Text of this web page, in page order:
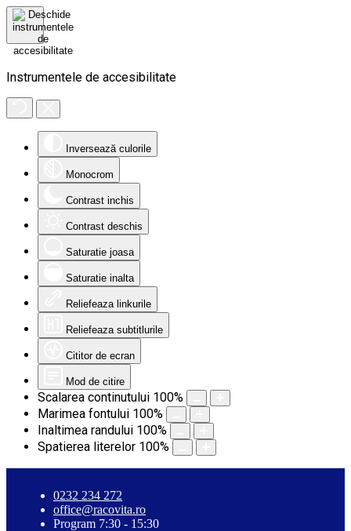
Instrumentele de accesibilitate
Inversează culorile
Monocrom
Contrast inchis
Contrast deschis
Saturatie joasa
Saturatie inalta
Reliefeaza linkurile
Reliefeaza subtitlurile
Cititor de ecran
Mod de citire
Scalarea continutului 100%
Marimea fontului 100%
Inaltimea randului 100%
Spatierea literelor 100%
0232 234 272
office@racovita.ro
Program 7:30 - 15:30